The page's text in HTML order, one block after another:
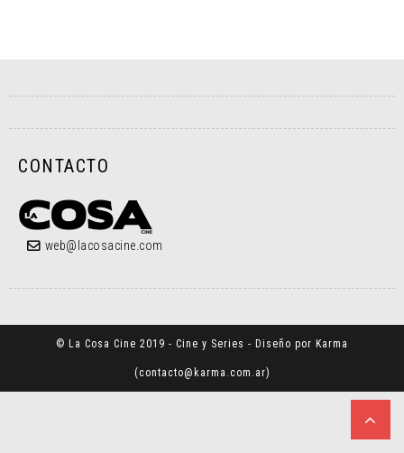
CONTACTO
web@lacosacine.com
© La Cosa Cine 2019 - Cine y Series - Diseño por Karma
(contacto@karma.com.ar)